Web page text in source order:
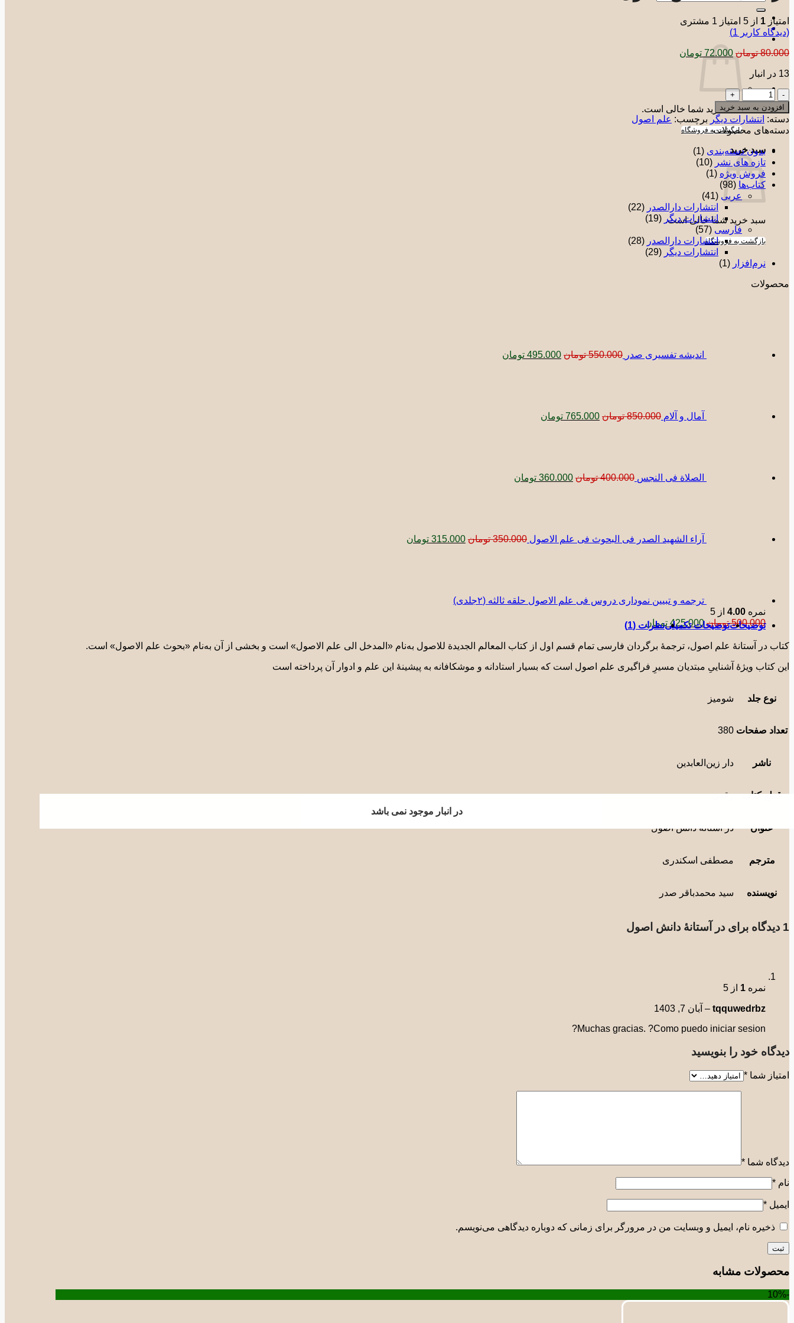
سبد خرید شما خالی است.
بازگشت به فروشگاه
سبد خرید
سبد خرید شما خالی است.
بازگشت به فروشگاه
امتیاز 1 از 5 امتیاز 1 مشتری
(دیدگاه کاربر 1
)
80.000 تومان قیمت
اصلی:
بود.
72.000 تومان
13 در انبار
در
آستانۀ
دانش
اصول
افزودن به سبد خرید
دسته: انتشارات دیگر برچسب: علم اصول
دسته‌های محصولات
بدون دسته‌بندی (1)
تازه های نشر (10)
فروش ویژه (1)
کتاب‌ها (98)
عربی (41)
انتشارات دارالصدر (22)
انتشارات دیگر (19)
فارسی (57)
انتشارات دارالصدر (28)
انتشارات دیگر (29)
نرم‌افزار (1)
محصولات
اندیشه تفسیری صدر 550.000 تومان 495.000 تومان
آمال و آلام 850.000 تومان 765.000 تومان
الصلاة فی النجس 400.000 تومان 360.000 تومان
آراء الشهید الصدر فی البحوث فی علم الاصول 350.000 تومان 315.000 تومان
ترجمه و تبیین نموداری دروس فی علم الاصول حلقه ثالثه (٢جلدی)
نمره 4.00 از 5
500.000 تومانقیمت
500.000 تومان
425.000 تومانقیمت
فعلی:
425.000 تومان.
توضیحاتتوضیحات تکمیلینظرات (1)
کتاب در آستانۀ علم اصول، ترجمۀ برگردان فارسی تمام قسم اول از کتاب المعالم الجدیدة للاصول به‌نام «المدخل الی علم الاصول» است و بخشی از آن به‌نام «بحوث علم الاصول» است.
این کتاب ویژۀ آشناییِ مبتدیان مسیرِ فراگیری علم اصول است که بسیار استادانه و موشکافانه به پیشینۀ این علم و ادوار آن پرداخته است
نوع جلد شومیز
تعداد صفحات 380
ناشر دار زین‌العابدین
قطع کتاب رقعی
عنوان در آستانۀ دانش اصول
مترجم مصطفی اسکندری
نویسنده سید محمدباقر صدر
1 دیدگاه برای در آستانۀ دانش اصول
نمره 1 از 5
tqquwedrbz
– آبان 7, 1403
Muchas gracias. ?Como puedo iniciar sesion?
دیدگاه خود را بنویسید
امتیاز شما *
دیدگاه شما *
نام *
ایمیل *
ذخیره نام، ایمیل و وبسایت من در مرورگر برای زمانی که دوباره دیدگاهی می‌نویسم.
محصولات مشابه
-10%
در انبار موجود نمی باشد
در انبار موجود نمی باشد
در انبار موجود نمی باشد